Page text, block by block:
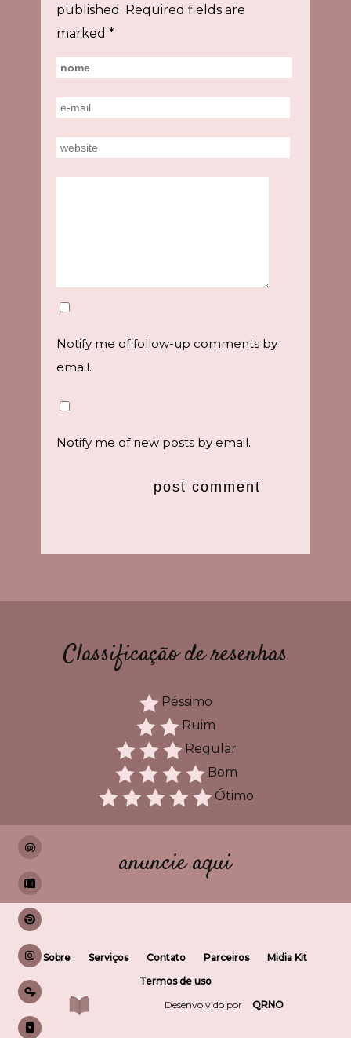
published. Required fields are
marked *
Notify me of follow-up comments by
email.
Notify me of new posts by email.
Classificação de resenhas
Péssimo
Ruim
Regular
Bom
Ótimo
anuncie aqui
Sobre Serviços Contato Parceiros
Midia Kit
Termos de uso
Desenvolvido por
QRNO